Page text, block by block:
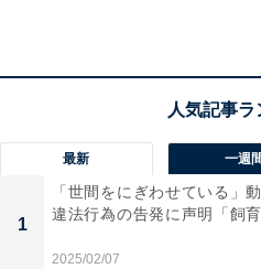
最新 一週
1
「世間をにぎわせている」
違法行為の告発に声明「飼
2025/02/07